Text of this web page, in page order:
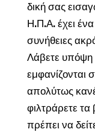
δική σας
Η.Π.Α. έχει
συνήθειες
Λάβετε υπόψη
εμφανίζονται
απολύτως
φιλτράρετε τα
πρέπει να